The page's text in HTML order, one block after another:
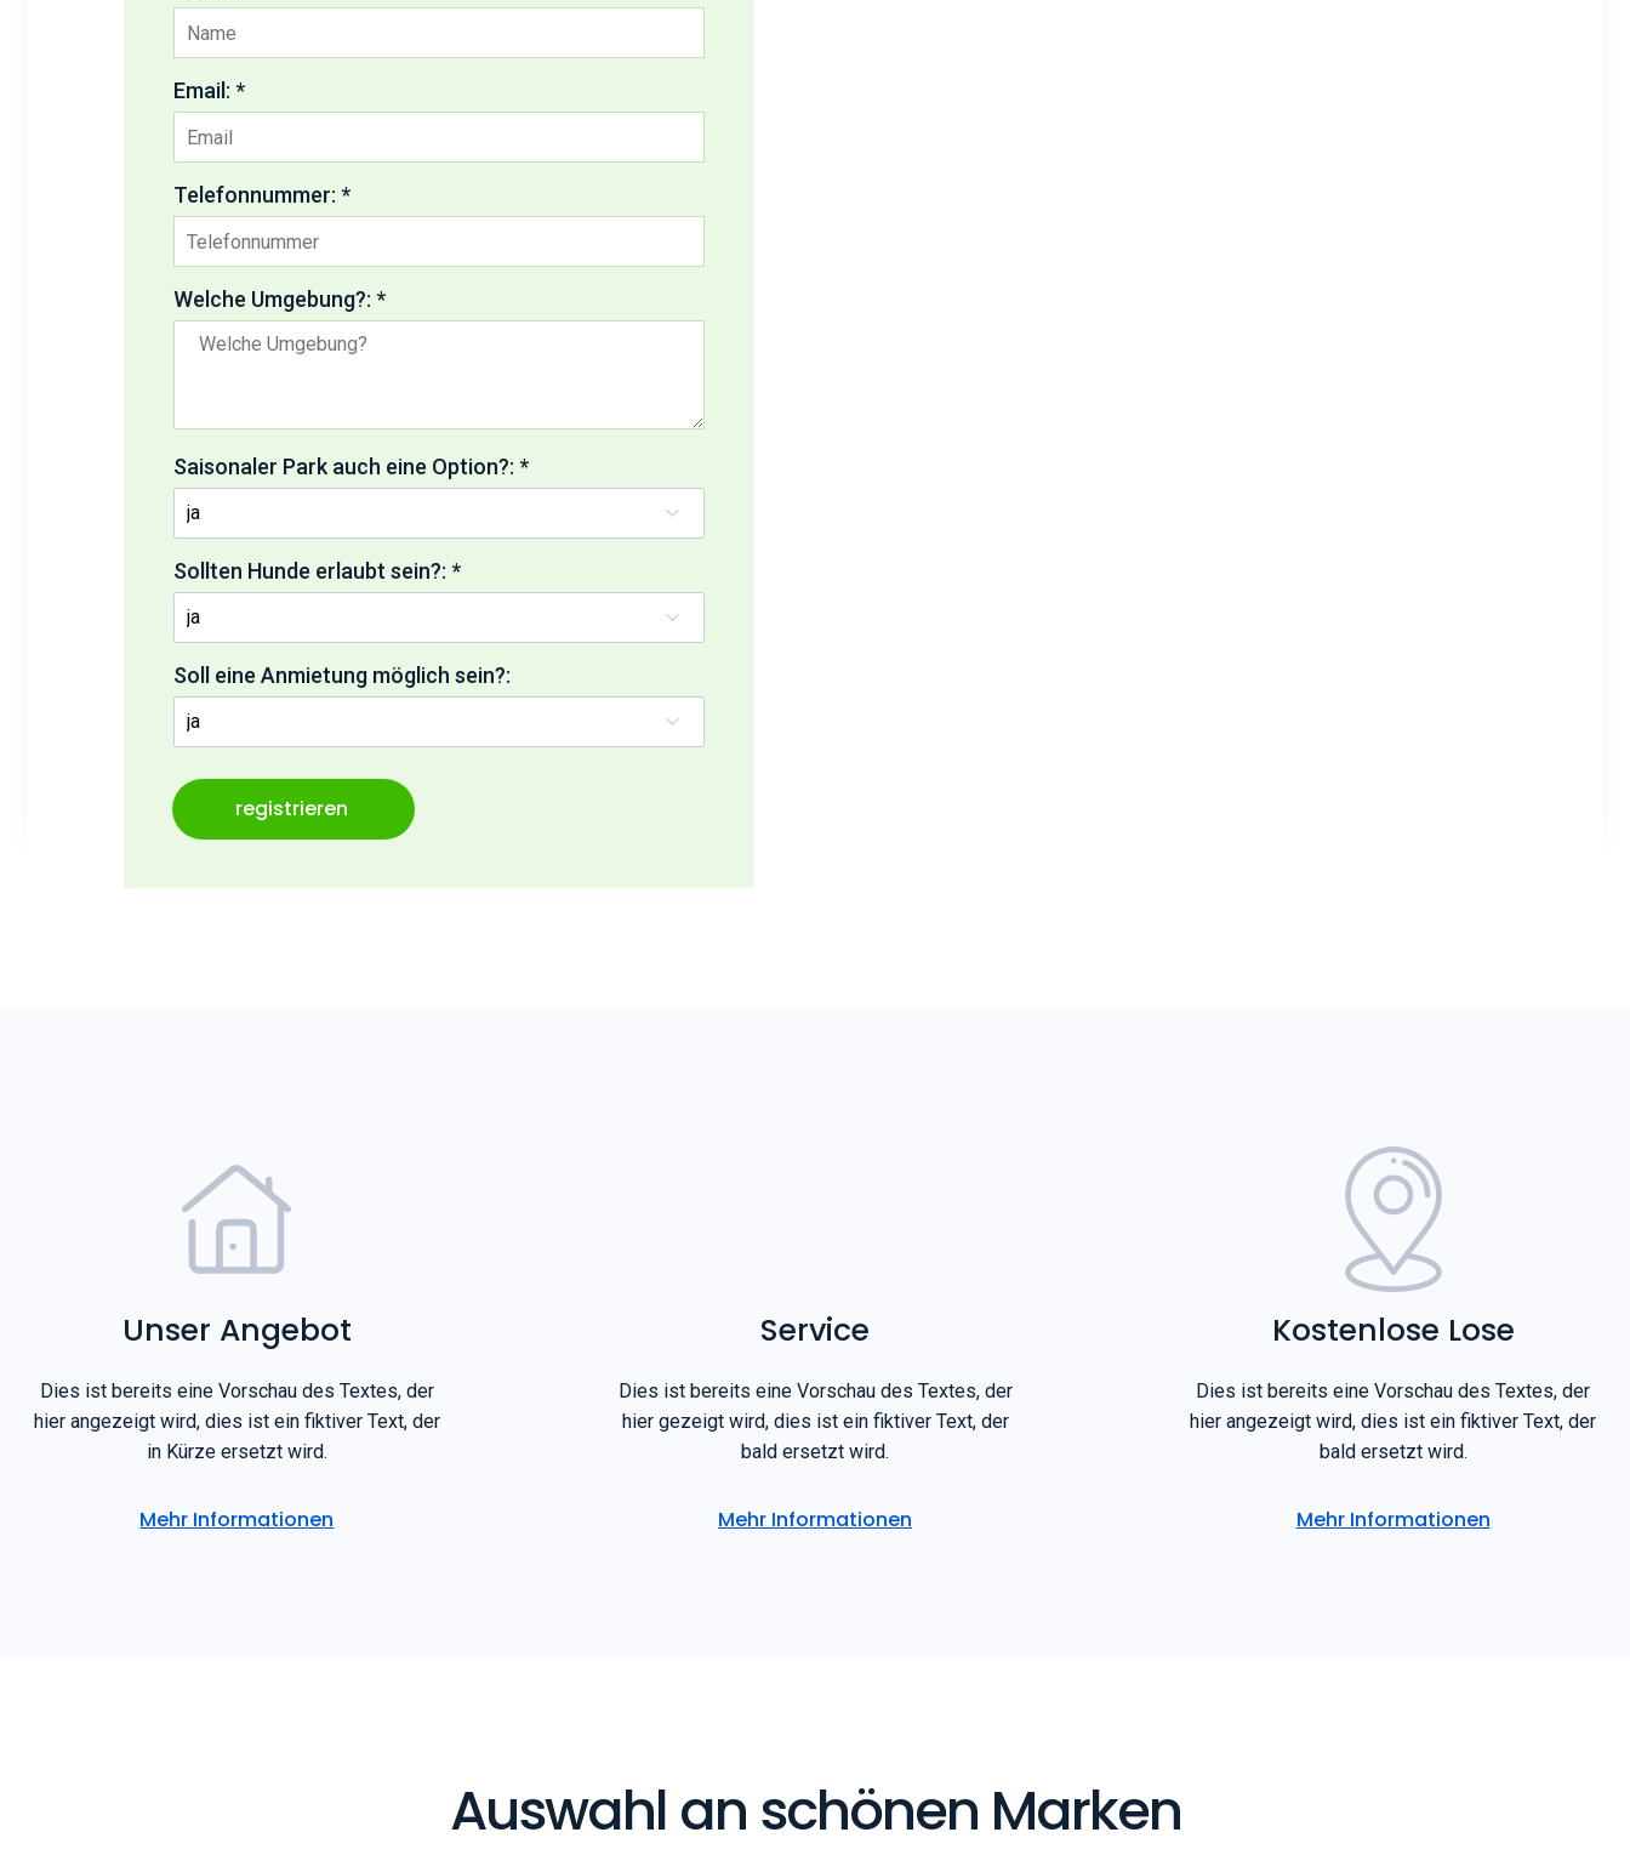
Email: *
Telefonnummer: *
Welche Umgebung?: *
Saisonaler Park auch eine Option?: *
Sollten Hunde erlaubt sein?: *
Soll eine Anmietung möglich sein?:
middlename:
registrieren
Unser Angebot
Dies ist bereits eine Vorschau des Textes, der
hier angezeigt wird, dies ist ein fiktiver Text, der
in Kürze ersetzt wird.
Mehr Informationen
Service
Dies ist bereits eine Vorschau des Textes, der
hier gezeigt wird, dies ist ein fiktiver Text, der
bald ersetzt wird.
Mehr Informationen
Kostenlose Lose
Dies ist bereits eine Vorschau des Textes, der
hier angezeigt wird, dies ist ein fiktiver Text, der
bald ersetzt wird.
Mehr Informationen
Auswahl an schönen Marken